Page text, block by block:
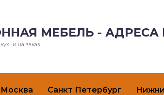
МЕБЕЛЬ -
на заказ
Москва Санкт Петербург